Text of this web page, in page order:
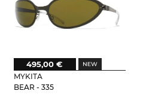
MYKITA
BEAR - 335
495,00 €